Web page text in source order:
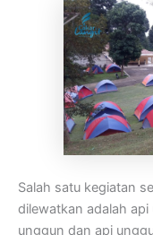
Salah satu kegiatan
dilewatkan adalah
unggun dan api